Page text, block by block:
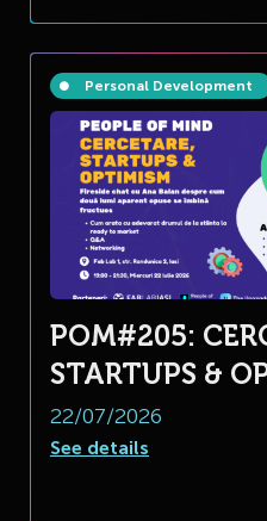
Personal Development
POM#205:
STARTUPS &
22/07/2026
See details